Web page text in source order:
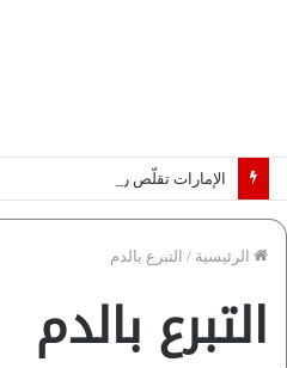
الرئيسية / التبرع بالدم
التبرع بالدم